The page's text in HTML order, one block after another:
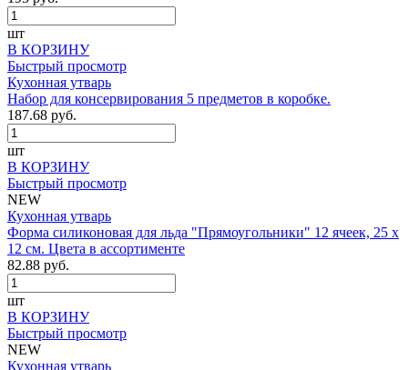
шт
В КОРЗИНУ
Быстрый просмотр
Кухонная утварь
Набор для консервирования 5 предметов в коробке.
187.68 руб.
шт
В КОРЗИНУ
Быстрый просмотр
NEW
Кухонная утварь
Форма силиконовая для льда "Прямоугольники" 12 ячеек, 25 х
12 см. Цвета в ассортименте
82.88 руб.
шт
В КОРЗИНУ
Быстрый просмотр
NEW
Кухонная утварь